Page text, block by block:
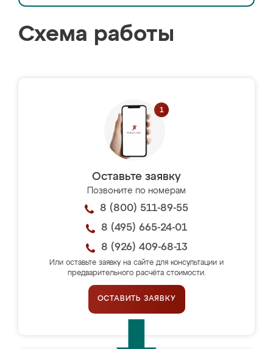
Схема работы
Оставьте заявку
Позвоните по номерам
8 (800) 511-89-55
8 (495) 665-24-01
8 (926) 409-68-13
Или оставьте заявку на сайте для консультации и
предварительного расчёта стоимости.
ОСТАВИТЬ ЗАЯВКУ